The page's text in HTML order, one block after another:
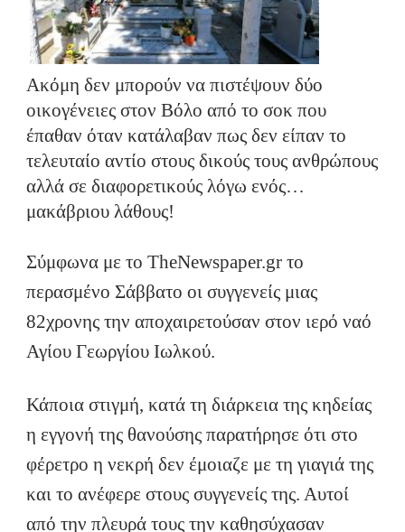
Ακόμη δεν μπορούν να πιστέψουν δύο
οικογένειες στον Βόλο από το σοκ που
έπαθαν όταν κατάλαβαν πως δεν είπαν το
τελευταίο αντίο στους δικούς τους ανθρώπους
αλλά σε διαφορετικούς λόγω ενός…
μακάβριου λάθους!
Σύμφωνα με το TheNewspaper.gr το
περασμένο Σάββατο οι συγγενείς μιας
82χρονης την αποχαιρετούσαν στον ιερό ναό
Αγίου Γεωργίου Ιωλκού.
Κάποια στιγμή, κατά τη διάρκεια της κηδείας
η εγγονή της θανούσης παρατήρησε ότι στο
φέρετρο η νεκρή δεν έμοιαζε με τη γιαγιά της
και το ανέφερε στους συγγενείς της. Αυτοί
από την πλευρά τους την καθησύχασαν